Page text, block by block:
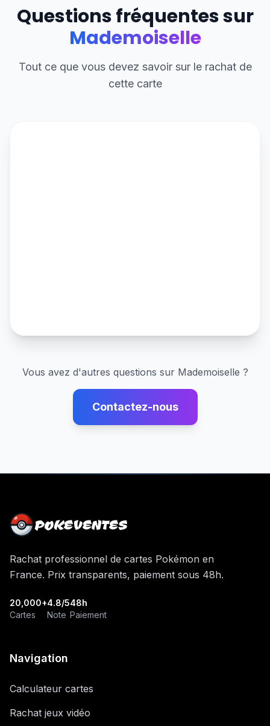
Questions fréquentes sur
Mademoiselle
Tout ce que vous devez savoir sur le rachat de
cette carte
Vous avez d'autres questions sur Mademoiselle ?
Contactez-nous
POKEVENTES
Rachat professionnel de cartes Pokémon en
France. Prix transparents, paiement sous 48h.
20,000+
Cartes
4.8/5
Note
48h
Paiement
Navigation
Calculateur cartes
Rachat jeux vidéo